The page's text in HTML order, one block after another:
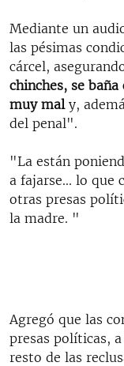
Mediante un
las pésimas
cárcel,
chinches, se
muy mal y,
del penal".
"La están
a fajarse... lo que
otras presas
la madre. "
Agregó que las
presas políticas,
resto de las